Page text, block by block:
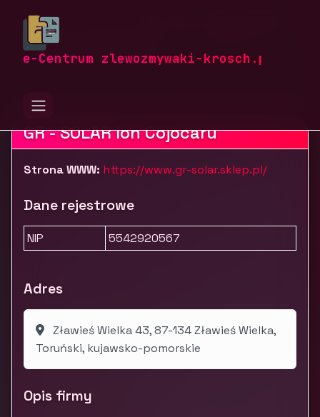
e-Centrum zlewozmywaki-krosch.pl
zlewozmywaki-krosch.pl
Pozostałe usługi B2B
Producent szklarni ogrodowych GR-Solar
GR - SOLAR Ion Cojocaru
Strona WWW: https://www.gr-solar.sklep.pl/
Dane rejestrowe
NIP 5542920567
Adres
Zławieś Wielka 43, 87-134 Zławieś Wielka,
Toruński, kujawsko-pomorskie
Opis firmy